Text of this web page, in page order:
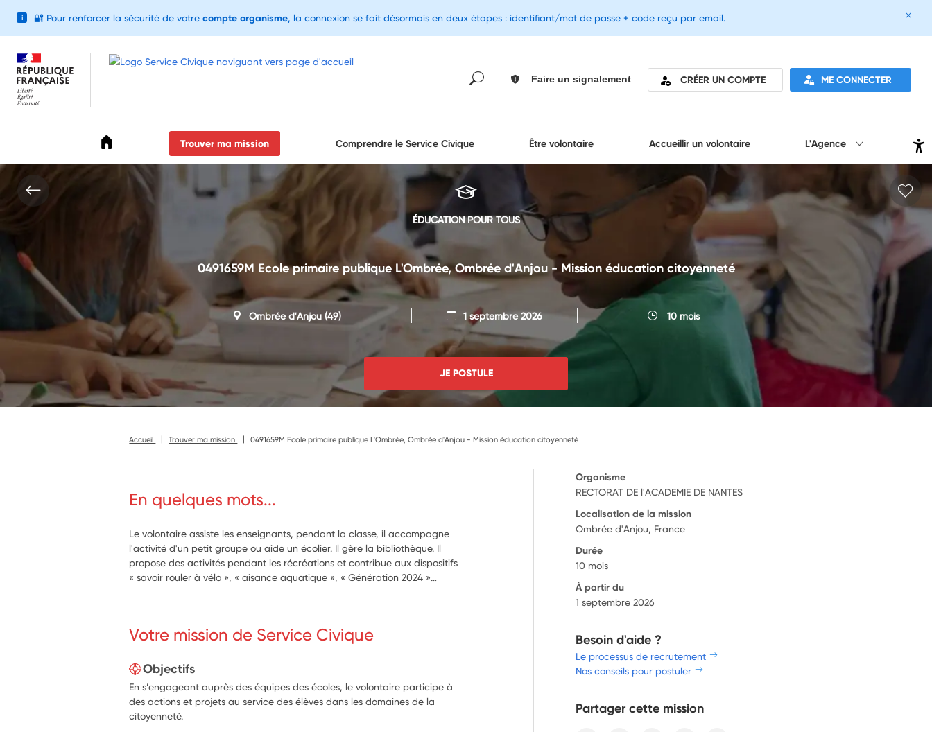
Faire un signalement CRÉER UN COMPTE ME CONNECTER
Trouver ma mission Comprendre le Service Civique Être volontaire Accueillir un volontaire L'Agence
ÉDUCATION POUR TOUS
0491659M Ecole primaire publique L'Ombrée, Ombrée d'Anjou - Mission éducation citoyenneté
Ombrée d'Anjou (49) 1 septembre 2026 10 mois
JE POSTULE
Accueil Trouver ma mission 0491659M Ecole primaire publique L'Ombrée, Ombrée d'Anjou - Mission éducation citoyenneté
En quelques mots...
Le volontaire assiste les enseignants, pendant la classe, il accompagne
l'activité d'un petit groupe ou aide un écolier. Il gère la bibliothèque. Il
propose des activités pendant les récréations et contribue aux dispositifs
« savoir rouler à vélo », « aisance aquatique », « Génération 2024 »…
Votre mission de Service Civique
Objectifs
En s’engageant auprès des équipes des écoles, le volontaire participe à
des actions et projets au service des élèves dans les domaines de la
citoyenneté.
Organisme
RECTORAT DE l'ACADEMIE DE NANTES
Localisation de la mission
Ombrée d'Anjou, France
Durée
10 mois
À partir du
1 septembre 2026
Besoin d'aide ?
Le processus de recrutement
Nos conseils pour postuler
Partager cette mission
i 🔐 Pour renforcer la sécurité de votre compte organisme, la connexion se fait désormais en deux étapes : identifiant/mot de passe + code reçu par email.